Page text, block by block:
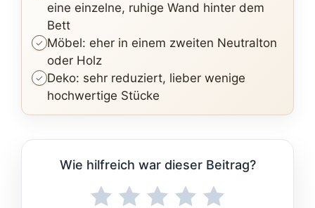
eine einzelne, ruhige Wand hinter dem
Bett
Möbel: eher in einem zweiten Neutralton
oder Holz
Deko: sehr reduziert, lieber wenige
hochwertige Stücke
Wie hilfreich war dieser Beitrag?